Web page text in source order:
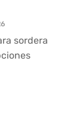
sordera